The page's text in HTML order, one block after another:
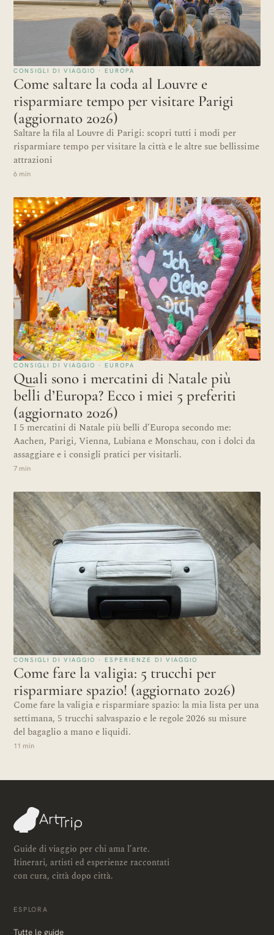
CONSIGLI DI VIAGGIO · EUROPA
Come saltare la coda al Louvre e
risparmiare tempo per visitare Parigi
(aggiornato 2026)
Saltare la fila al Louvre di Parigi: scopri tutti i modi per
risparmiare tempo per visitare la città e le altre sue bellissime
attrazioni
6 min
CONSIGLI DI VIAGGIO · EUROPA
Quali sono i mercatini di Natale più
belli d’Europa? Ecco i miei 5 preferiti
(aggiornato 2026)
I 5 mercatini di Natale più belli d’Europa secondo me:
Aachen, Parigi, Vienna, Lubiana e Monschau, con i dolci da
assaggiare e i consigli pratici per visitarli.
7 min
CONSIGLI DI VIAGGIO · ESPERIENZE DI VIAGGIO
Come fare la valigia: 5 trucchi per
risparmiare spazio! (aggiornato 2026)
Come fare la valigia e risparmiare spazio: la mia lista per una
settimana, 5 trucchi salvaspazio e le regole 2026 su misure
del bagaglio a mano e liquidi.
11 min
Guide di viaggio per chi ama l’arte.
Itinerari, artisti ed esperienze raccontati
con cura, città dopo città.
ESPLORA
Tutte le guide